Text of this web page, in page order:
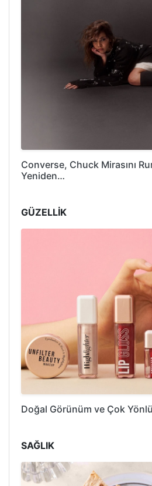
Converse, Chuck Mirasını
Yeniden…
GÜZELLİK
Doğal Görünüm ve Çok
SAĞLIK